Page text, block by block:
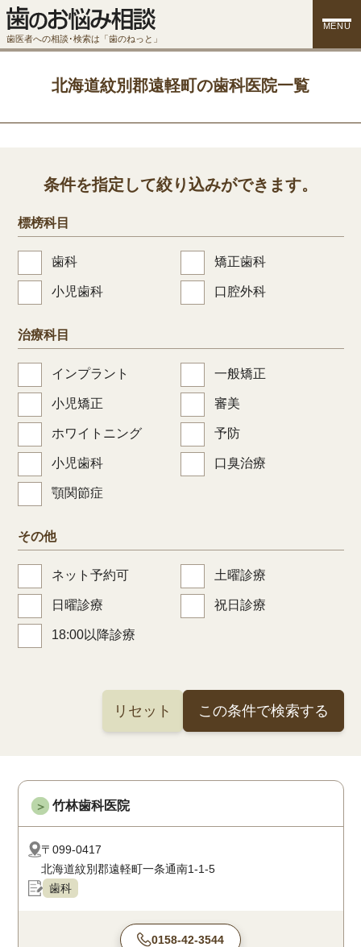
歯医者への相談･検索は「歯のねっと」
MENU
北海道紋別郡遠軽町の歯科医院一覧
条件を指定して絞り込みができます。
標榜科目
歯科 矯正歯科
小児歯科 口腔外科
治療科目
インプラント 一般矯正
小児矯正 審美
ホワイトニング 予防
小児歯科 口臭治療
顎関節症
その他
ネット予約可 土曜診療
日曜診療 祝日診療
18:00以降診療
リセット この条件で検索する
＞ 竹林歯科医院
〒099-0417
北海道紋別郡遠軽町一条通南1-1-5
歯科
0158-42-3544